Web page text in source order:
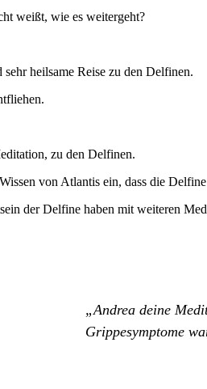
weißt, wie es weitergeht?
heilsame Reise zu den Delfinen.
zu den Delfinen.
von Atlantis ein, dass die
der Delfine haben mit weiteren
Andrea deine
Grippesymptome